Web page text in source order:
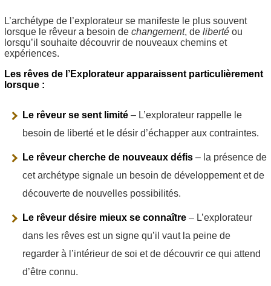
L’archétype de l’explorateur se manifeste le plus souvent
lorsque le rêveur a besoin de changement, de liberté ou
lorsqu’il souhaite découvrir de nouveaux chemins et
expériences.
Les rêves de l’Explorateur apparaissent particulièrement
lorsque :
Le rêveur se sent limité – L’explorateur rappelle le
besoin de liberté et le désir d’échapper aux contraintes.
Le rêveur cherche de nouveaux défis – la présence de
cet archétype signale un besoin de développement et de
découverte de nouvelles possibilités.
Le rêveur désire mieux se connaître – L’explorateur
dans les rêves est un signe qu’il vaut la peine de
regarder à l’intérieur de soi et de découvrir ce qui attend
d’être connu.